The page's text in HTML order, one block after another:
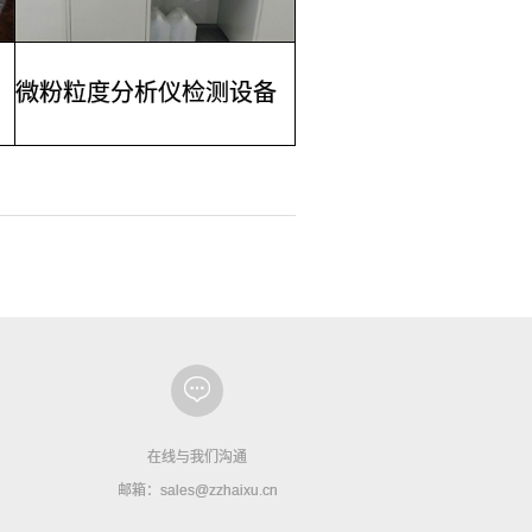
微粉粒度分析仪检测设备
在线与我们沟通
邮箱：sales@zzhaixu.cn